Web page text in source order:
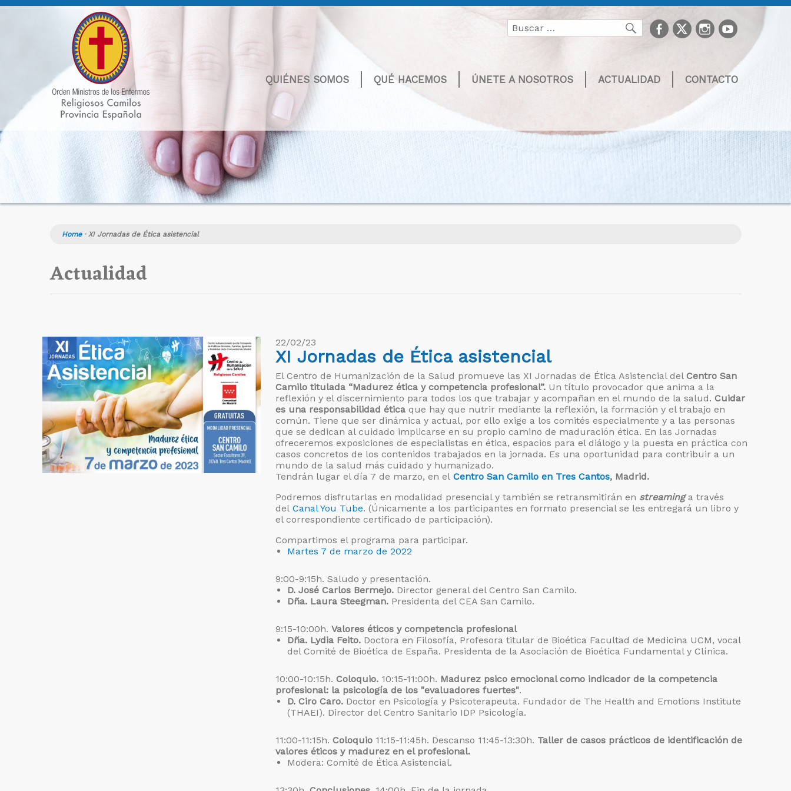
Buscar
por:
Buscarfacebook
TwitterInstagram
youtube
QUIÉNES SOMOS QUÉ HACEMOS ÚNETE A NOSOTROS ACTUALIDAD CONTACTO
Home· XI Jornadas de Ética asistencial
Actualidad
22/02/23
XI Jornadas de Ética asistencial
El Centro de Humanización de la Salud promueve las XI Jornadas de Ética Asistencial del Centro San
Camilo titulada “Madurez ética y competencia profesional”. Un título provocador que anima a la
reflexión y el discernimiento para todos los que trabajar y acompañan en el mundo de la salud. Cuidar
es una responsabilidad ética que hay que nutrir mediante la reflexión, la formación y el trabajo en
común. Tiene que ser dinámica y actual, por ello exige a los comités especialmente y a las personas
que se dedican al cuidado implicarse en su propio camino de maduración ética. En las Jornadas
ofreceremos exposiciones de especialistas en ética, espacios para el diálogo y la puesta en práctica con
casos concretos de los contenidos trabajados en la jornada. Es una oportunidad para contribuir a un
mundo de la salud más cuidado y humanizado.
Tendrán lugar el día 7 de marzo, en el Centro San Camilo en Tres Cantos, Madrid.
Podremos disfrutarlas en modalidad presencial y también se retransmitirán en streaming a través
del Canal You Tube. (Únicamente a los participantes en formato presencial se les entregará un libro y
el correspondiente certificado de participación).
Compartimos el programa para participar.
Martes 7 de marzo de 2022
9:00-9:15h. Saludo y presentación.
D. José Carlos Bermejo. Director general del Centro San Camilo.
Dña. Laura Steegman. Presidenta del CEA San Camilo.
9:15-10:00h. Valores éticos y competencia profesional
Dña. Lydia Feito. Doctora en Filosofía, Profesora titular de Bioética Facultad de Medicina UCM, vocal
del Comité de Bioética de España. Presidenta de la Asociación de Bioética Fundamental y Clínica.
10:00-10:15h. Coloquio. 10:15-11:00h. Madurez psico emocional como indicador de la competencia
profesional: la psicología de los "evaluadores fuertes".
D. Ciro Caro. Doctor en Psicología y Psicoterapeuta. Fundador de The Health and Emotions Institute
(THAEI). Director del Centro Sanitario IDP Psicología.
11:00-11:15h. Coloquio 11:15-11:45h. Descanso 11:45-13:30h. Taller de casos prácticos de identificación de
valores éticos y madurez en el profesional.
Modera: Comité de Ética Asistencial.